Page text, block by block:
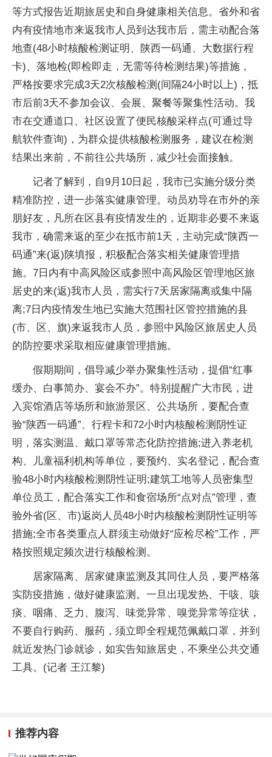
等方式报告近期旅居史和自身健康相关信息。省外和省
内有疫情地市来返我市人员到达我市后，需主动配合落
地查(48小时核酸检测证明、陕西一码通、大数据行程
卡)、落地检(即检即走，无需等待检测结果)等措施，
严格按要求完成3天2次核酸检测(间隔24小时以上)，抵
市后前3天不参加会议、会展、聚餐等聚集性活动。我
市在交通道口、社区设置了便民核酸采样点(可通过导
航软件查询)，为群众提供核酸检测服务，建议在检测
结果出来前，不前往公共场所，减少社会面接触。
记者了解到，自9月10日起，我市已实施分级分类
精准防控，进一步落实健康管理。动员劝导在市外的亲
朋好友，凡所在区县有疫情发生的， 近期非必要不来返
我市，确需来返的至少在抵市前1天，主动完成“陕西一
码通”来(返)陕填报，积极配合落实相关健康管理措
施。7日内有中高风险区或参照中高风险区管理地区旅
居史的来(返)我市人员，需实行7天居家隔离或集中隔
离;7日内疫情发生地已实施大范围社区管控措施的县
(市、区、旗)来返我市人员，参照中风险区旅居史人员
的防控要求采取相应健康管理措施。
假期期间，倡导减少举办聚集性活动，提倡“红事
缓办、白事简办、宴会不办”。特别提醒广大市民，进
入宾馆酒店等场所和旅游景区、公共场所，要配合查
验“陕西一码通”、行程卡和72小时内核酸检测阴性证
明， 落实测温、戴口罩等常态化防控措施;进入养老机
构、儿童福利机构等单位，要预约、实名登记，配合查
验48小时内核酸检测阴性证明;建筑工地等人员密集型
单位员工，配合落实工作和食宿场所“点对点”管理，查
验外省(区、市)返岗人员48小时内核酸检测阴性证明等
措施;全市各类重点人群须主动做好“应检尽检”工作，严
格按照规定频次进行核酸检测。
居家隔离、居家健康监测及其同住人员，要严格落
实防疫措施，做好健康监测。一旦出现发热、干咳、咳
痰、咽痛、乏力、腹泻、味觉异常、嗅觉异常等症状，
不要自行购药、服药，须立即全程规范佩戴口罩，并到
就近发热门诊就诊，如实告知旅居史，不乘坐公共交通
工具。(记者 王江黎)
推荐内容